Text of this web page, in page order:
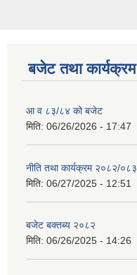
बजेट तथा कार्यक्रम
आ व ८३/८४ को बजेट
मिति: 06/26/2026 - 17:47
नीति तथा कार्यक्रम २०८२/०८३
मिति: 06/27/2025 - 12:51
बजेट बक्तब्य २०८२
मिति: 06/26/2025 - 14:26